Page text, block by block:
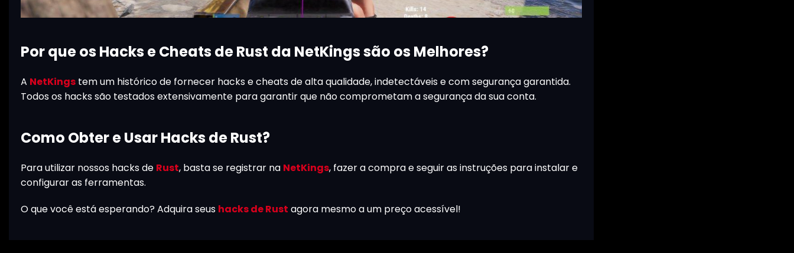
Por que os Hacks e Cheats de Rust da NetKings são os Melhores?
A NetKings tem um histórico de fornecer hacks e cheats de alta qualidade, indetectáveis e com segurança garantida.
Todos os hacks são testados extensivamente para garantir que não comprometam a segurança da sua conta.
Como Obter e Usar Hacks de Rust?
Para utilizar nossos hacks de Rust, basta se registrar na NetKings, fazer a compra e seguir as instruções para instalar e
configurar as ferramentas.
O que você está esperando? Adquira seus hacks de Rust agora mesmo a um preço acessível!